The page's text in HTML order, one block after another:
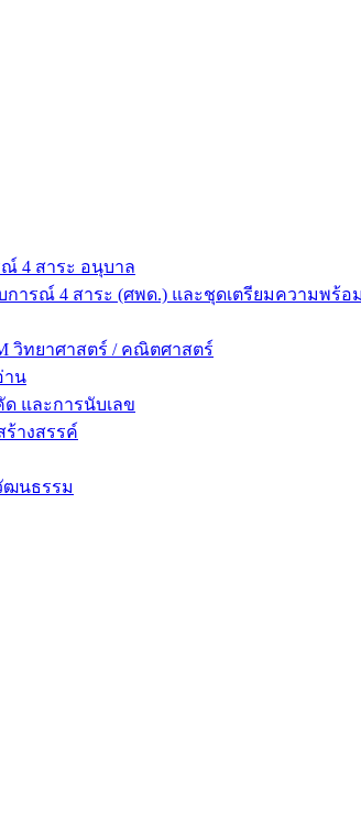
4 สาระ อนุบาล
ารณ์ 4 สาระ (ศพด.) และชุดเตรียมความพร้อ
วิทยาศาสตร์ / คณิตศาสตร์
าน
และการนับเลข
างสรรค์
ฒนธรรม